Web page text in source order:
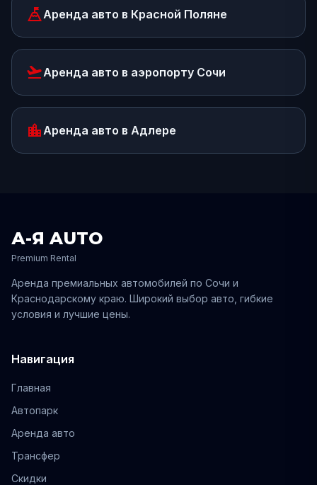
mountain_flagАренда авто в Красной Поляне
flight_takeoffАренда авто в аэропорту Сочи
location_cityАренда авто в Адлере
А-Я AUTO
Premium Rental
Аренда премиальных автомобилей по Сочи и
Краснодарскому краю. Широкий выбор авто, гибкие
условия и лучшие цены.
Навигация
Главная
Автопарк
Аренда авто
Трансфер
Скидки